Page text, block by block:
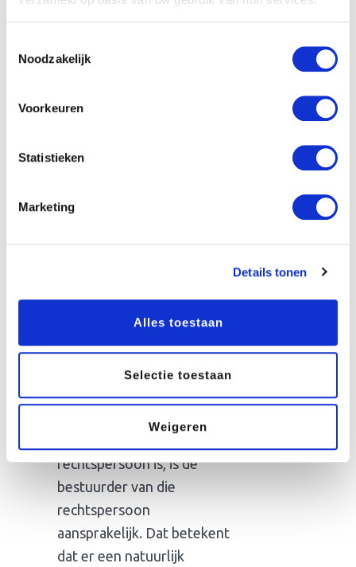
Noodzakelijk
Voorkeuren
Statistieken
Marketing
Details tonen
Alles toestaan
Selectie toestaan
Weigeren
specifieke bepalingen over
Onder andere deze:
Burgerlijk Wetboek
En dan elke bestuurder
verantwoordelijkheid
draagt voor de algemene
gang van zaken.
artikel 2:11 van het
rechtspersoon is, is de
bestuurder van die
rechtspersoon
aansprakelijk. Dat betekent
dat er een natuurlijk